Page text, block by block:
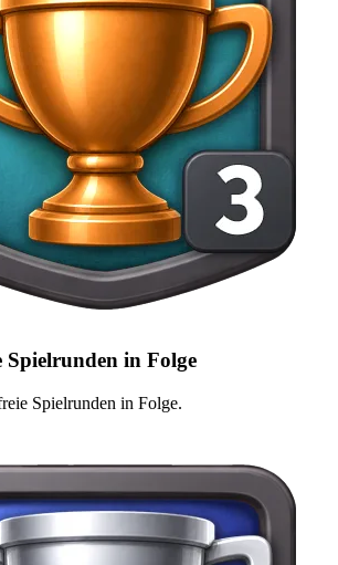
Spielrunden in Folge
Spielrunden in Folge.